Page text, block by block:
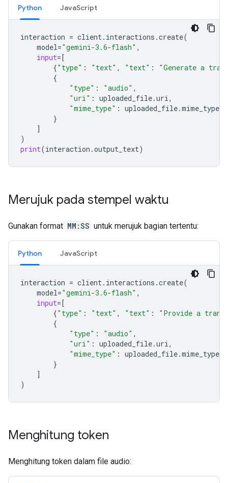
Python JavaScript
interaction = client . interactions .create(
model="gemini-3.6-flash" ,
input=[
{"type" : "text" , "text" :
"Generate a
{
"type" : "audio" ,
"uri" : uploaded_file.uri ,
"mime_type" : uploaded_file.mime_type
}
]
)
print(interaction .output_text)
Merujuk pada stempel waktu
Gunakan format MM:SS untuk merujuk bagian tertentu:
Python JavaScript
interaction = client . interactions .create(
model="gemini-3.6-flash" ,
input=[
{"type" : "text" , "text" :
"Provide a
{
"type" : "audio" ,
"uri" : uploaded_file.uri ,
"mime_type" : uploaded_file.mime_type
}
]
)
Menghitung token
Menghitung token dalam file audio: